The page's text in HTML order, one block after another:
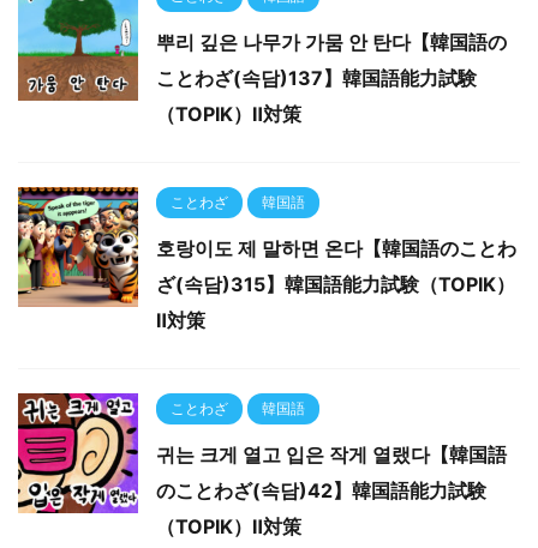
뿌리 깊은 나무가 가뭄 안 탄다【韓国語の
ことわざ(속담)137】韓国語能力試験
（TOPIK）Ⅱ対策
ことわざ 韓国語
호랑이도 제 말하면 온다【韓国語のことわ
ざ(속담)315】韓国語能力試験（TOPIK）
Ⅱ対策
ことわざ 韓国語
귀는 크게 열고 입은 작게 열랬다【韓国語
のことわざ(속담)42】韓国語能力試験
（TOPIK）Ⅱ対策